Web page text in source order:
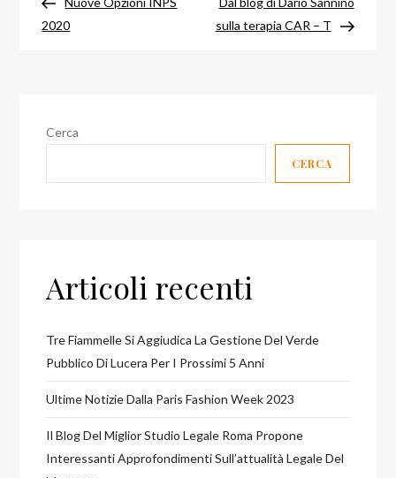
articoli
2020
sulla terapia CAR – T
Cerca
CERCA
Articoli recenti
Tre Fiammelle Si Aggiudica La Gestione Del Verde
Pubblico Di Lucera Per I Prossimi 5 Anni
Ultime Notizie Dalla Paris Fashion Week 2023
Il Blog Del Miglior Studio Legale Roma Propone
Interessanti Approfondimenti Sull’attualità Legale Del